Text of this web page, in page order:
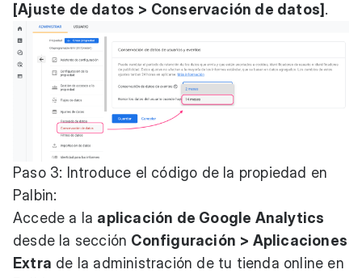
[Ajuste de datos > Conservación de datos] .
Paso 3: Introduce el código de la propiedad en
Palbin:
Accede a la aplicación de Google Analytics
desde la sección Configuración > Aplicaciones
Extra de la administración de tu tienda online en